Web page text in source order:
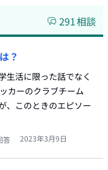
291相談
？
生活に限った話でなく
カーのクラブチーム
、このときのエピソー
答 2023年3月9日